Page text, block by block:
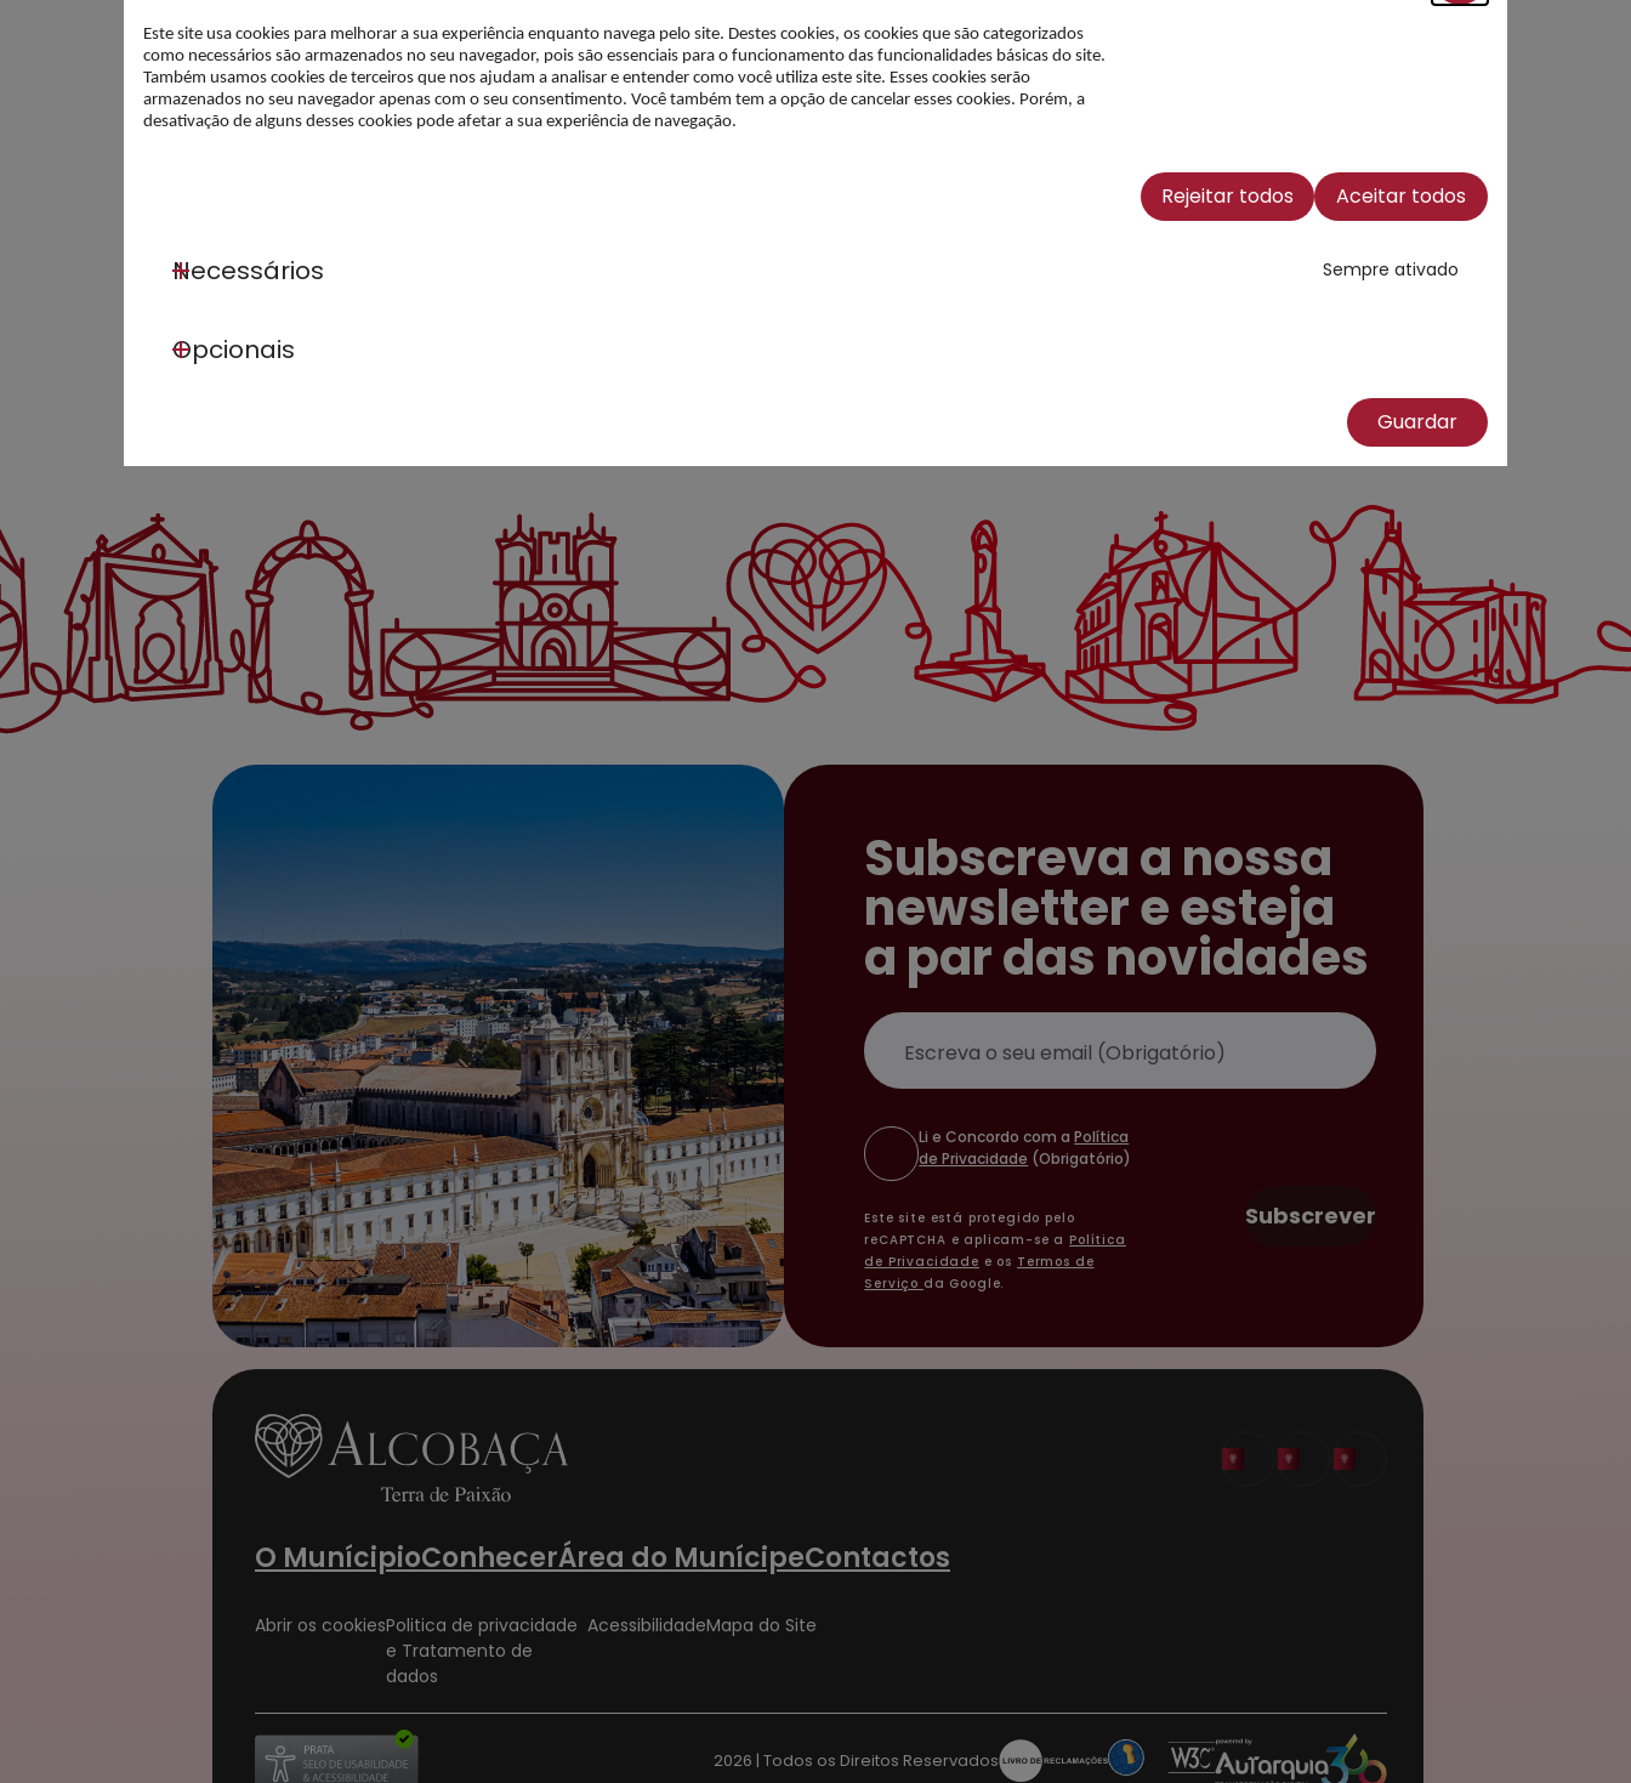
Subscreva a nossa
newsletter e esteja
a par das novidades
Email
Li e Concordo com aPolítica
de Privacidade (Obrigatório)
Subscrever
Este site está protegido pelo
reCAPTCHA e aplicam-se a Política
de Privacidade e os Termos de
Serviço da Google.
O MunícipioConhecerÁrea do MunícipeContactos
Abrir os cookiesPolitica de privacidade
e Tratamento de
dados
AcessibilidadeMapa do Site
Abre num novo separador
2026 | Todos os Direitos Reservados
Este site usa cookies para melhorar a sua experiência enquanto navega pelo site. Destes cookies, os cookies que são categorizados
como necessários são armazenados no seu navegador, pois são essenciais para o funcionamento das funcionalidades básicas do site.
Também usamos cookies de terceiros que nos ajudam a analisar e entender como você utiliza este site. Esses cookies serão
armazenados no seu navegador apenas com o seu consentimento. Você também tem a opção de cancelar esses cookies. Porém, a
desativação de alguns desses cookies pode afetar a sua experiência de navegação.
Rejeitar todos Aceitar todos
Necessários Sempre ativado
Opcionais
Guardar